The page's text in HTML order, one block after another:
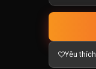
Yêu thích